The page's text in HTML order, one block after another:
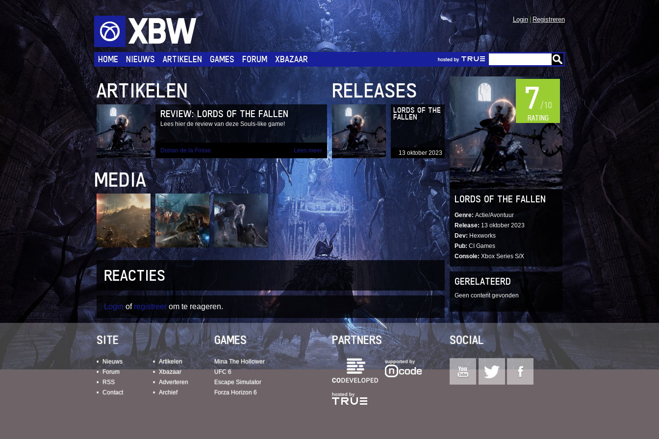
XBW Registreren
Login
HOME NIEUWS ARTIKELEN GAMES FORUM XBAZAAR
ARTIKELEN
REVIEW: LORDS OF THE FALLEN
Lees hier de review van deze Souls-like game!
Dorian de la Fosse Lees meer
RELEASES
LORDS OF THE
FALLEN
13 oktober 2023
MEDIA
REACTIES
Login of registreer om te reageren.
RATING
7/10
LORDS OF THE FALLEN
Genre Actie/Avontuur
Release 13 oktober 2023
Dev Hexworks
Pub CI Games
Console Xbox Series S/X
GERELATEERD
Geen content gevonden
SITE
Nieuws
Artikelen
Forum
Xbazaar
RSS
Adverteren
Contact
Archief
GAMES
Mina The Hollower
UFC 6
Escape Simulator
Forza Horizon 6
PARTNERS
supported by
hosted by
SOCIAL